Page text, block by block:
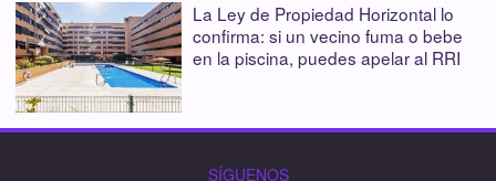
La Ley de Propiedad Horizontal lo
confirma: si un vecino fuma o bebe
en la piscina, puedes apelar al RRI
SÍGUENOS